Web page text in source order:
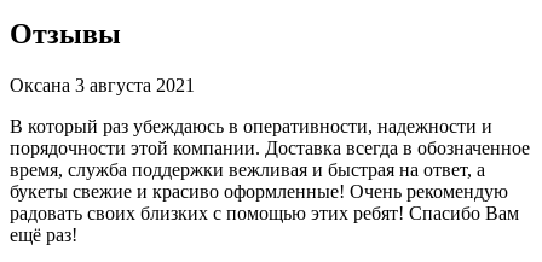
Отзывы
Оксана 3 августа 2021
В который раз убеждаюсь в оперативности, надежности и
порядочности этой компании. Доставка всегда в обозначенное
время, служба поддержки вежливая и быстрая на ответ, а
букеты свежие и красиво оформленные! Очень рекомендую
радовать своих близких с помощью этих ребят! Спасибо Вам
ещё раз!